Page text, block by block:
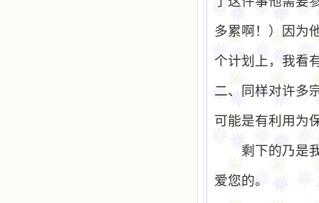
多累啊！）因为
个计划上，我看
二、同样对许多
可能是有利用为
剩下的乃是
爱您的。